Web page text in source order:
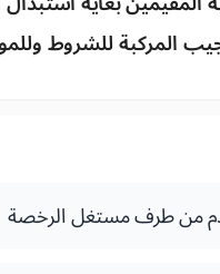
للشروط
من طرف مستغل الرخصة